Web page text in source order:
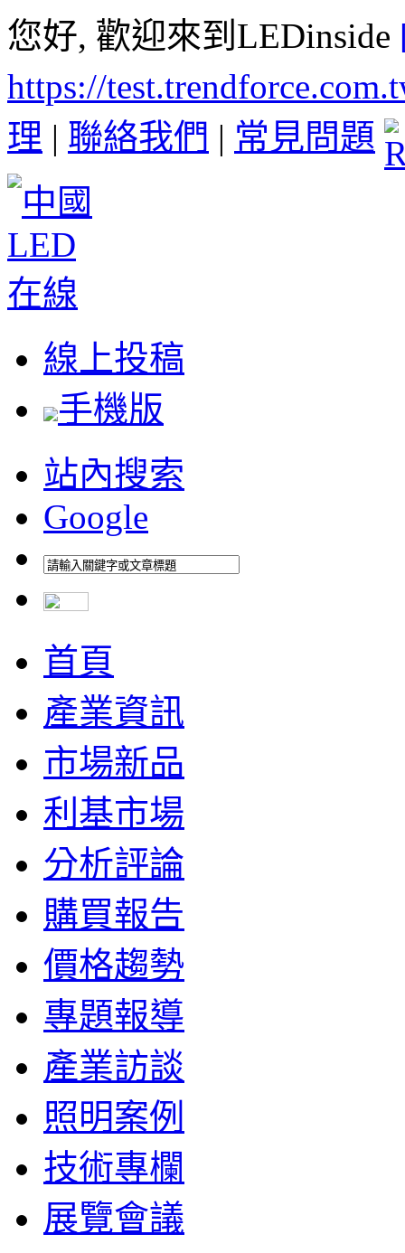
您好, 歡迎來到LEDinside
https://
理 | 聯絡我們 | 常見問題
線上投稿
手機版
站內搜索
Google
首頁
產業資訊
市場新品
利基市場
分析評論
購買報告
價格趨勢
專題報導
產業訪談
照明案例
技術專欄
展覽會議